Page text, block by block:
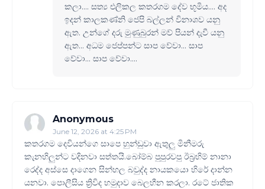
කලා.... සත්‍ය එලිකල කතරගම දේව භූමිය.... අද
ඉදන් කාලකණ්නි ජෙපි බල්ලන් විනාශව යනු
ඇත. උන්ගේ දරු මුණුබුරන් මව් පියන් දැවී යනු
ඇත... අධම ජෙප්පන්ට සාප වේවා... සාප
වේවා... සාප වේවා....
Anonymous
June 12, 2026 at 4:25 PM
කතරගම දෙවියන්ගෙ සාපෙ හුන්ඩුවා ඇතුලු මිනීමරු
කැනහිලුන්ට වදිනවා සත්‍තයි.බෝම්බ පුපුරවපු ඊබ්‍රහිම් නානා
රෙද්ද අස්සෙ දාගෙන සින්හල බවුද්ද නායකයො හිරේ දාන්න
යනවා. පොලීසිය ත්‍රිවිද හමුදාව බෙලහීන කරලා. රටේ ජාතික